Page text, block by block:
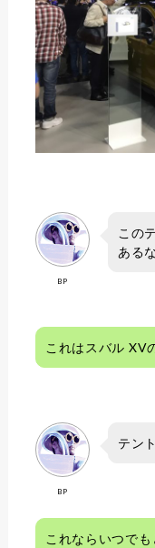
BP
この
あるな
これはスバル XV
BP
テン
これならいつで